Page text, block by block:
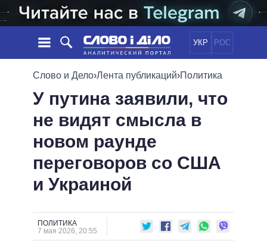
УКР РОС
НОВОСТИ
ЛЕНТА
СОБЫТИЯ
СТАТЬИ
ОБЗОРЫ
ДАЙДЖЕСТЫ
ПОЛИТИКА
ЭКОНОМИКА
ОБЩЕСТВО
МИР
ОБЕЩАНИЯ
ПОЛИТИКИ
ВСЕ ПОЛИТИКИ
ПРЕЗИДЕНТ И ОФИС
ВЕРХОВНАЯ РАДА
ГЛАВЫ ОБЛАДМИНИСТРАЦИЙ
МЭРЫ
ИНФОГРАФИКА
ВИДЕО
СРАВНЕНИЕ ПОЛИТИКОВ
Слово и Дело›Лента публикаций›Политика
У путина заявили, что
не видят смысла в
новом раунде
переговоров со США
и Украиной
ПОЛИТИКА
7 мая 2026, 20:55